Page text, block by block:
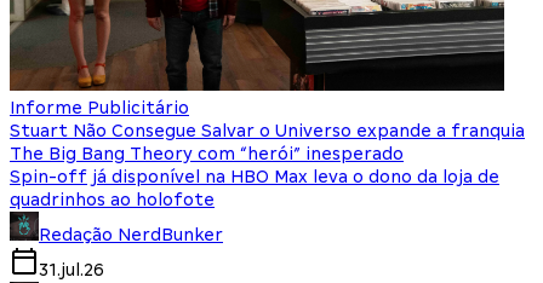
Informe Publicitário
Stuart Não Consegue Salvar o Universo expande a franquia
The Big Bang Theory com “herói” inesperado
Spin-off já disponível na HBO Max leva o dono da loja de
quadrinhos ao holofote
Redação NerdBunker
31.jul.26